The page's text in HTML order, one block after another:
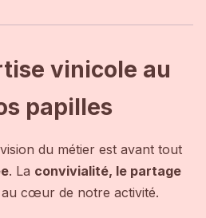
vinicole au
papilles
du métier est avant tout
. La convivialité, le partage
cœur de notre activité.